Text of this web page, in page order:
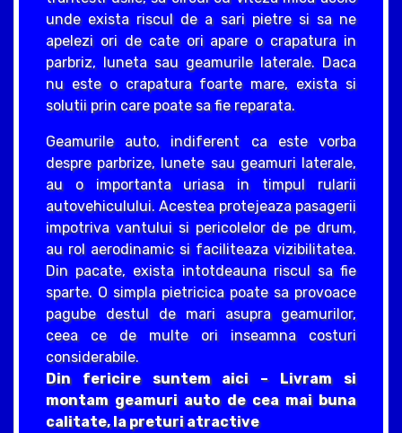
unde exista riscul de a sari pietre si sa ne
apelezi ori de cate ori apare o crapatura in
parbriz, luneta sau geamurile laterale. Daca
nu este o crapatura foarte mare, exista si
solutii prin care poate sa fie reparata.
Geamurile auto, indiferent ca este vorba
despre parbrize, lunete sau geamuri laterale,
au o importanta uriasa in timpul rularii
autovehiculului. Acestea protejeaza pasagerii
impotriva vantului si pericolelor de pe drum,
au rol aerodinamic si faciliteaza vizibilitatea.
Din pacate, exista intotdeauna riscul sa fie
sparte. O simpla pietricica poate sa provoace
pagube destul de mari asupra geamurilor,
ceea ce de multe ori inseamna costuri
considerabile.
Din fericire suntem aici – Livram si
montam geamuri auto de cea mai buna
calitate, la preturi atractive